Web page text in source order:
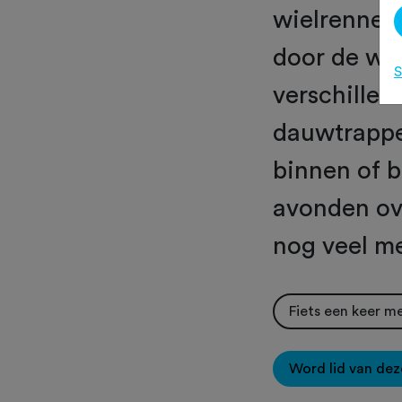
door de
binnen of
avonden
nog veel
Fiets een keer
Word lid van